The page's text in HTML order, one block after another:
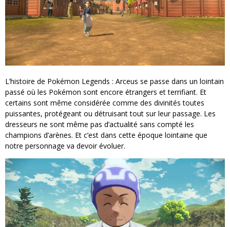
L’histoire de Pokémon Legends : Arceus se passe dans un lointain
passé où les Pokémon sont encore étrangers et terrifiant. Et
certains sont même considérée comme des divinités toutes
puissantes, protégeant ou détruisant tout sur leur passage. Les
dresseurs ne sont même pas d’actualité sans compté les
champions d’arènes. Et c’est dans cette époque lointaine que
notre personnage va devoir évoluer.